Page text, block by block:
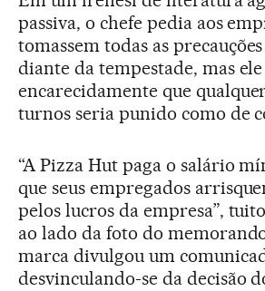
passiva, o chefe pedia aos
tomassem todas as
diante da tempestade, mas
encarecidamente que
turnos seria punido como de
“A Pizza Hut paga o salário
que seus empregados
pelos lucros da empresa”,
ao lado da foto do
marca divulgou um
desvinculando-se da decisão